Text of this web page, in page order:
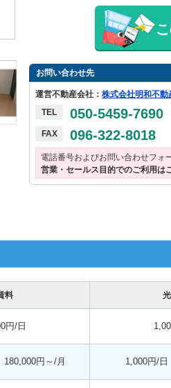
お問い合わせ先
運営不動産会社： 株式会社明和不動
TEL
050-5459-7690
FAX 096-322-8018
電話番号およびお問い合わせフォ
営業・セールス目的でのご利用は
料
円/日
円～/月 1,000円/